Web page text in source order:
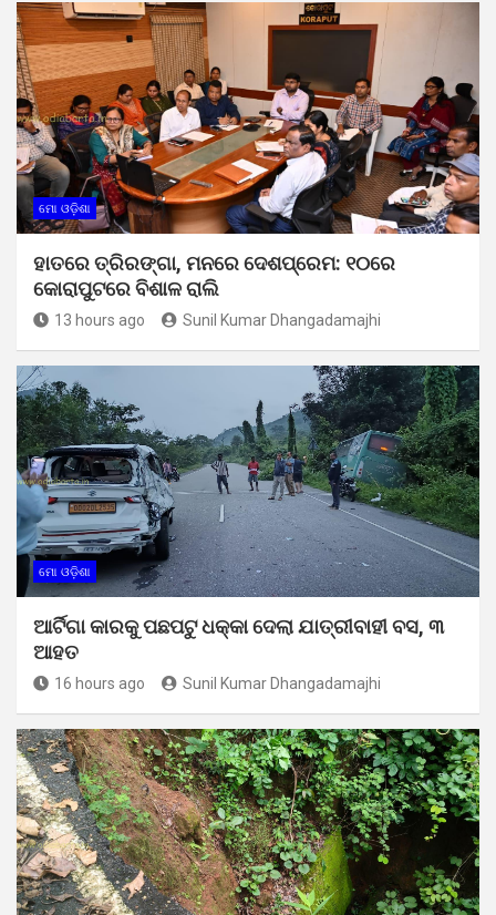
ମୋ ଓଡ଼ିଶା
ହାତରେ ତ୍ରିରଙ୍ଗା, ମନରେ ଦେଶପ୍ରେମ: ୧୦ରେ
କୋରାପୁଟରେ ବିଶାଳ ରାଲି
13 hours ago Sunil Kumar Dhangadamajhi
ମୋ ଓଡ଼ିଶା
ଆର୍ଟିଗା କାରକୁ ପଛପଟୁ ଧକ୍କା ଦେଲା ଯାତ୍ରୀବାହୀ ବସ, ୩
ଆହତ
16 hours ago Sunil Kumar Dhangadamajhi